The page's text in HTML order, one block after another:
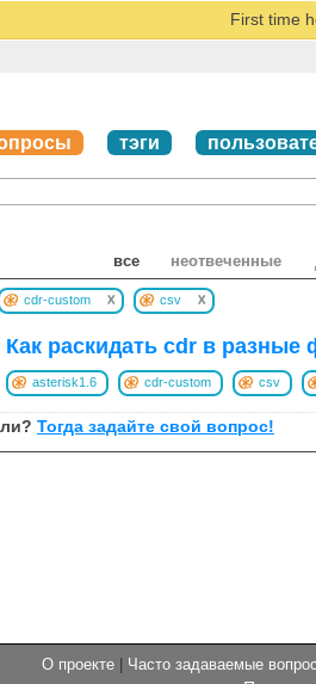
First time
тэги
все неотвеченные
cdr-custom x csv x
Как раскидать cdr в
asterisk1.6 cdr-custom csv
Тогда задайте свой вопрос!
О проекте | Часто задаваемые